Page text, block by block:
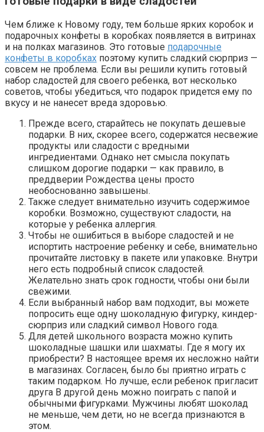
Чем ближе к Новому году, тем больше ярких коробок и
подарочных конфеты в коробках появляется в витринах
и на полках магазинов. Это готовые подарочные
конфеты в коробках поэтому купить сладкий сюрприз —
совсем не проблема. Если вы решили купить готовый
набор сладостей для своего ребенка, вот несколько
советов, чтобы убедиться, что подарок придется ему по
вкусу и не нанесет вреда здоровью.
Прежде всего, старайтесь не покупать дешевые
подарки. В них, скорее всего, содержатся несвежие
продукты или сладости с вредными
ингредиентами. Однако нет смысла покупать
слишком дорогие подарки — как правило, в
преддверии Рождества цены просто
необоснованно завышены.
Также следует внимательно изучить содержимое
коробки. Возможно, существуют сладости, на
которые у ребенка аллергия.
Чтобы не ошибиться в выборе сладостей и не
испортить настроение ребенку и себе, внимательно
прочитайте листовку в пакете или упаковке. Внутри
него есть подробный список сладостей.
Желательно знать срок годности, чтобы они были
свежими.
Если выбранный набор вам подходит, вы можете
попросить еще одну шоколадную фигурку, киндер-
сюрприз или сладкий символ Нового года.
Для детей школьного возраста можно купить
шоколадные шашки или шахматы. Где я могу их
приобрести? В настоящее время их несложно найти
в магазинах. Согласен, было бы приятно играть с
таким подарком. Но лучше, если ребенок пригласит
друга В другой день можно поиграть с папой и
обычными фигурками. Мужчины любят шоколад
не меньше, чем дети, но не всегда признаются в
этом.